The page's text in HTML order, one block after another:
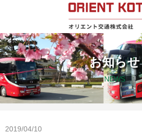
お知らせ
NEWS
2019/04/10